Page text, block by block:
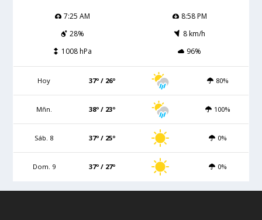
7:25 AM
8:58 PM
28%
8 km/h
1008 hPa
96%
Hoy 37º / 26º 80%
Mñn. 38º / 23º 100%
Sáb. 8 37º / 25º 0%
Dom. 9 37º / 27º 0%